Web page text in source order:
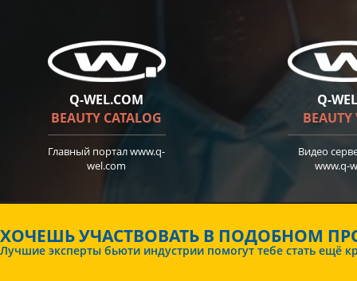
Q-WEL.COM
BEAUTY CATALOG
Главный порталwww.q-
wel.com
Q-
BEAUTY
Видео
www.q-
ХОЧЕШЬ УЧАСТВОВАТЬ В ПОДОБНОМ
Лучшие эксперты бьюти индустрии помогут тебе стать ещё